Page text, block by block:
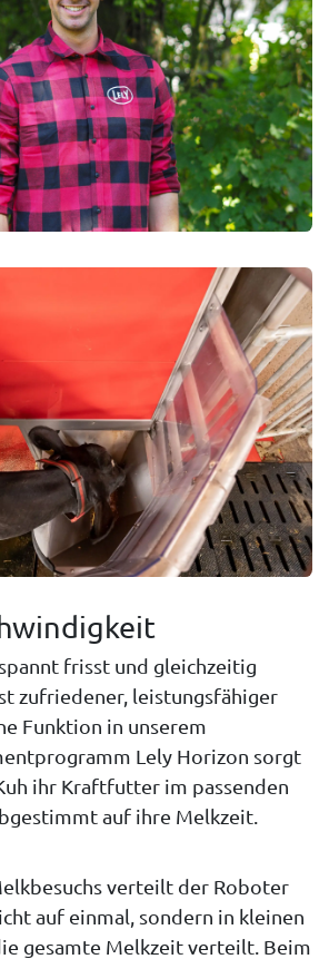
frisst und gleichzeitig
zufriedener, leistungsfähiger
Funktion in unserem
Lely Horizon sorgt
ihr Kraftfutter im passenden
auf ihre Melkzeit.
verteilt der Roboter
auf einmal, sondern in kleinen
gesamte Melkzeit verteilt. Beim